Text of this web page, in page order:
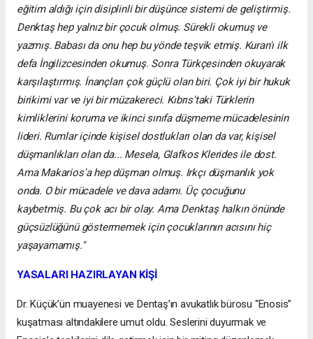
eğitim aldığı için disiplinli bir düşünce sistemi de geliştirmiş.
Denktaş hep yalnız bir çocuk olmuş. Sürekli okumuş ve
yazmış. Babası da onu hep bu yönde teşvik etmiş. Kuran'ı ilk
defa İngilizcesinden okumuş. Sonra Türkçesinden okuyarak
karşılaştırmış. İnançları çok güçlü olan biri. Çok iyi bir hukuk
birikimi var ve iyi bir müzakereci. Kıbrıs'taki Türklerin
kimliklerini koruma ve ikinci sınıfa düşmeme mücadelesinin
lideri. Rumlar içinde kişisel dostlukları olan da var, kişisel
düşmanlıkları olan da... Mesela, Glafkos Klerides ile dost.
Ama Makarios'a hep düşman olmuş. Irkçı düşmanlık yok
onda. O bir mücadele ve dava adamı. Üç çocuğunu
kaybetmiş. Bu çok acı bir olay. Ama Denktaş halkın önünde
güçsüzlüğünü göstermemek için çocuklarının acısını hiç
yaşayamamış."
YASALARI HAZIRLAYAN KİŞİ
Dr. Küçük’ün muayenesi ve Dentaş’ın avukatlık bürosu “Enosis”
kuşatması altındakilere umut oldu. Seslerini duyurmak ve